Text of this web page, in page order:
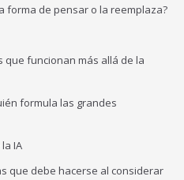
forma de pensar o la reemplaza?
que funcionan más allá de la
formula las grandes
IA
que debe hacerse al considerar